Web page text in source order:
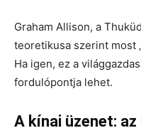
Graham Allison, a
teoretikusa szerint most
Ha igen, ez a
fordulópontja lehet.
A kínai üzenet: